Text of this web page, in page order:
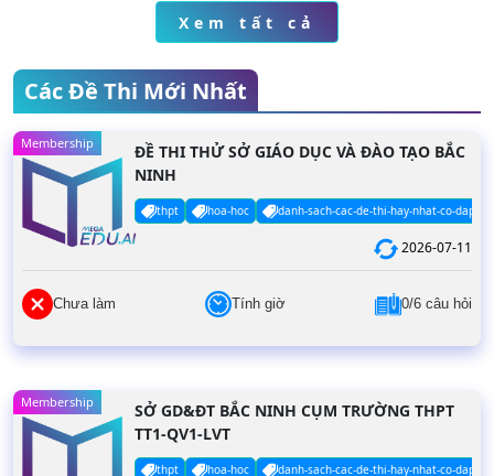
Xem tất cả
Các Đề Thi Mới Nhất
Membership
ĐỀ THI THỬ SỞ GIÁO DỤC VÀ ĐÀO TẠO BẮC
NINH
thpt hoa-hoc danh-sach-cac-de-thi-hay-nhat-co-dap-an
2026-07-11
Chưa làm Tính giờ 0/6 câu hỏi
Membership
SỞ GD&ĐT BẮC NINH CỤM TRƯỜNG THPT
TT1-QV1-LVT
thpt hoa-hoc danh-sach-cac-de-thi-hay-nhat-co-dap-an